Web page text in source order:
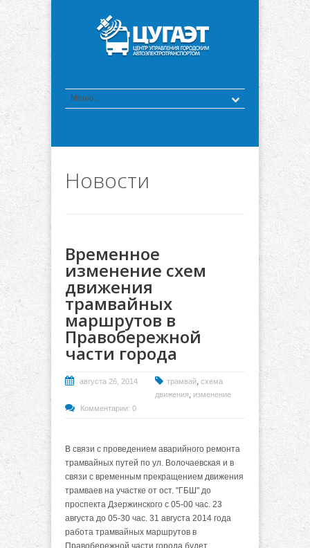
Новости
Временное
изменение схем
движения
трамвайных
маршрутов в
Правобережной
части города
августа 26, 2014 трамвай, схема
движения, изменение
Комментарии: 0
В связи с проведением аварийного ремонта
трамвайных путей по ул. Волочаевская и в
связи с временным прекращением движения
трамваев на участке от ост. "ГБШ" до
проспекта Дзержинского с 05-00 час. 23
августа до 05-30 час. 31 августа 2014 года
работа трамвайных маршрутов в